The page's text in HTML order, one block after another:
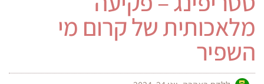
מלאכותית של קרום מי
השפיר